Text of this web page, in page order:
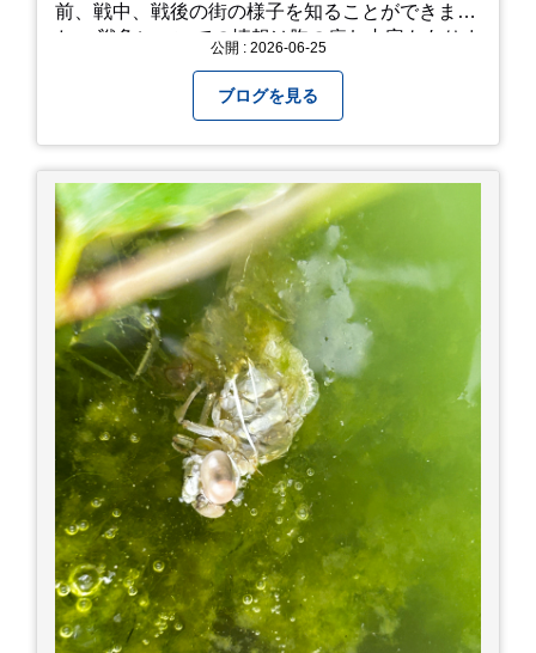
前、戦中、戦後の街の様子を知ることができまし
た。 戦争についての情報は胸の痛む内容もありま
て本当に良かったです！ そして美味しい物もたく
さん。 写真は地元のスーパーで買った自分へのお
土産たち。 お好み焼きもやっぱり美味しいです
ね！ 広島また遊びに行きたいです♪
公開 : 2026-06-25
ブログを見る